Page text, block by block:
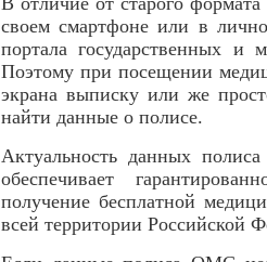
своем смартфоне или в
портала государственных и
Поэтому при посещении
экрана выписку или же
найти данные о полисе.
Актуальность данных
обеспечивает
получение бесплатной
всей территории Российской